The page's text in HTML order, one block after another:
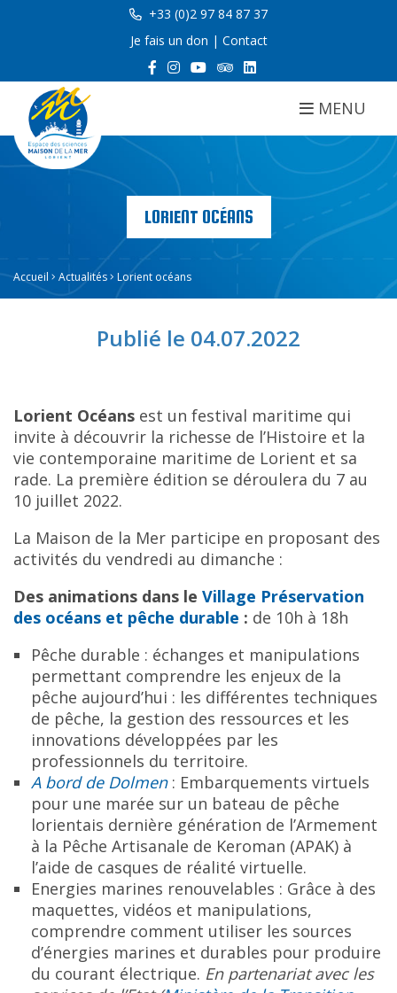
+33 (0)2 97 84 87 37
Je fais un don | Contact
MENU
LORIENT OCÉANS
Accueil Actualités Lorient océans
Publié le 04.07.2022
Lorient Océans est un festival maritime qui
invite à découvrir la richesse de l’Histoire et la
vie contemporaine maritime de Lorient et sa
rade. La première édition se déroulera du 7 au
10 juillet 2022.
La Maison de la Mer participe en proposant des
activités du vendredi au dimanche :
Des animations dans le Village Préservation
des océans et pêche durable : de 10h à 18h
Pêche durable : échanges et manipulations
permettant comprendre les enjeux de la
pêche aujourd’hui : les différentes techniques
de pêche, la gestion des ressources et les
innovations développées par les
professionnels du territoire.
A bord de Dolmen: Embarquements virtuels
pour une marée sur un bateau de pêche
lorientais dernière génération de l’Armement
à la Pêche Artisanale de Keroman (APAK) à
l’aide de casques de réalité virtuelle.
Energies marines renouvelables : Grâce à des
maquettes, vidéos et manipulations,
comprendre comment utiliser les sources
d’énergies marines et durables pour produire
du courant électrique. En partenariat avec les